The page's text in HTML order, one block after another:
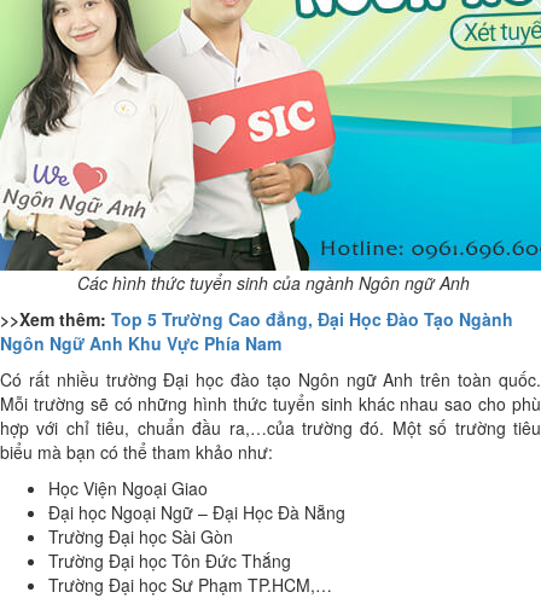
Các hình thức tuyển sinh của ngành Ngôn ngữ Anh
>>Xem thêm: Top 5 Trường Cao đẳng, Đại Học Đào Tạo Ngành
Ngôn Ngữ Anh Khu Vực Phía Nam
Có rất nhiều trường Đại học đào tạo Ngôn ngữ Anh trên toàn quốc.
Mỗi trường sẽ có những hình thức tuyển sinh khác nhau sao cho phù
hợp với chỉ tiêu, chuẩn đầu ra,…của trường đó. Một số trường tiêu
biểu mà bạn có thể tham khảo như:
Học Viện Ngoại Giao
Đại học Ngoại Ngữ – Đại Học Đà Nẵng
Trường Đại học Sài Gòn
Trường Đại học Tôn Đức Thắng
Trường Đại học Sư Phạm TP.HCM,…